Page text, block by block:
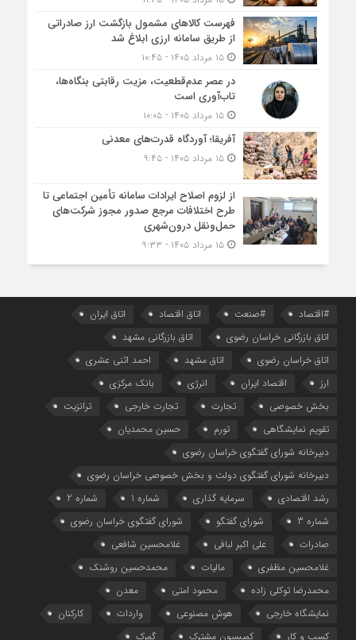
فهرست کالاهای مشمول بازگشت ارز صادراتی
از طریق سامانه ارزی ابلاغ شد
۱۵ مرداد ۱۴۰۵ - ۱۰:۴۵
در عصر عدم‌قطعیت، مزیت رقابتی بنگاه‌ها،
تاب‌آوری است
۱۵ مرداد ۱۴۰۵ - ۱۰:۰۵
آفریقا؛ آوردگاه قدرت‌های معدنی
۱۵ مرداد ۱۴۰۵ - ۹:۴۵
از لزوم اصلاح ایرادات سامانه تأمین اجتماعی تا
طرح اختلافات مرجع صدور مجوز شرکت‌های
حمل‌ونقل درون‌شهری
۱۵ مرداد ۱۴۰۵ - ۹:۳۳
#اقتصاد #صنعت اتاق اقتصاد
اتاق ایران
اتاق بازرگانی خراسان رضوی
اتاق بازرگانی مشهد
اتاق خراسان رضوی
اتاق مشهد
احمد اثنی عشری
ارز
اقتصاد ایران انرژی
بانک مرکزی
بخش خصوصی
تجارت تجارت خارجی
ترانزیت
تقویم نمایشگاهی
تورم
حسین محمدیان
دبیرخانه شورای گفتگوی خراسان رضوی
دبیرخانه شورای گفتگوی دولت و بخش خصوصی خراسان رضوی
رشد اقتصادی
سرمایه گذاری شماره 1
شماره 2
شماره 3
شورای گفتگو
شورای گفتگوی خراسان رضوی
صادرات
علی اکبر لبافی
غلامحسین شافعی
غلامحسین مظفری
مالیات
محمدحسین روشنک
محمدرضا توکلی زاده
محمود امتی
معدن
نمایشگاه خارجی
هوش مصنوعی واردات
کارکنان
کسب و کار
کمیسیون مشترک گمرک